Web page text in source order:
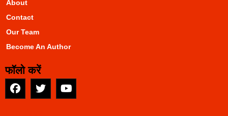
About
Contact
Our Team
Become An Author
फॉलो करें